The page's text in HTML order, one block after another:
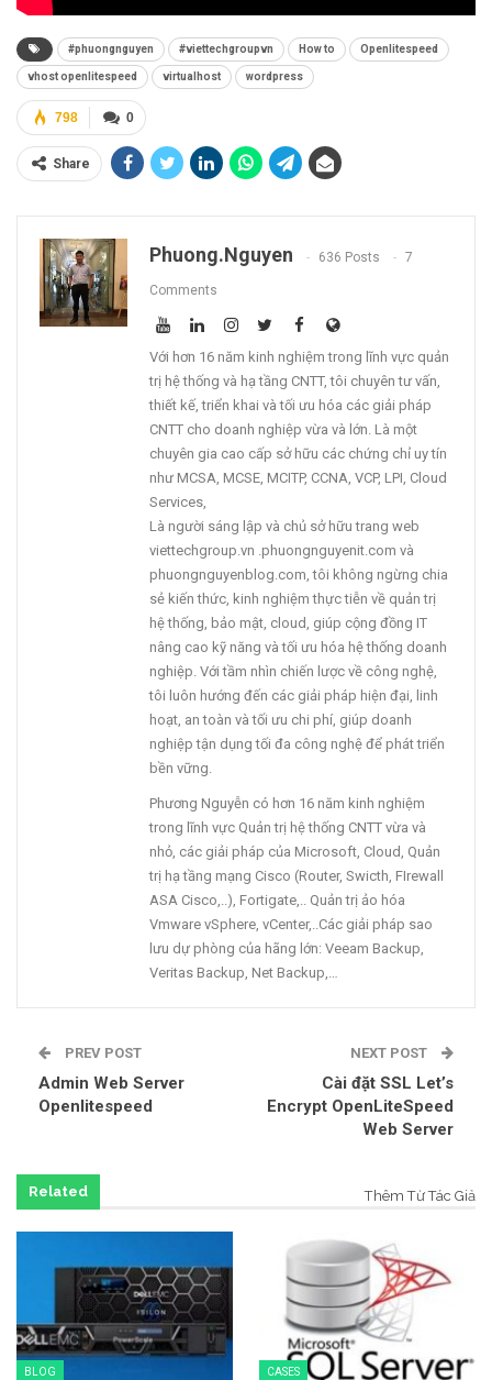
#phuongnguyen #viettechgroupvn How to Openlitespeed
vhost openlitespeed virtualhost wordpress
0
798
Share
Phuong.nguyen 636 Posts 7
Comments
Với hơn 16 năm kinh nghiệm trong lĩnh vực quản
trị hệ thống và hạ tầng CNTT, tôi chuyên tư vấn,
thiết kế, triển khai và tối ưu hóa các giải pháp
CNTT cho doanh nghiệp vừa và lớn. Là một
chuyên gia cao cấp sở hữu các chứng chỉ uy tín
như MCSA, MCSE, MCITP, CCNA, VCP, LPI, Cloud
Services,
Là người sáng lập và chủ sở hữu trang web
viettechgroup.vn .phuongnguyenit.com và
phuongnguyenblog.com, tôi không ngừng chia
sẻ kiến thức, kinh nghiệm thực tiễn về quản trị
hệ thống, bảo mật, cloud, giúp cộng đồng IT
nâng cao kỹ năng và tối ưu hóa hệ thống doanh
nghiệp. Với tầm nhìn chiến lược về công nghệ,
tôi luôn hướng đến các giải pháp hiện đại, linh
hoạt, an toàn và tối ưu chi phí, giúp doanh
nghiệp tận dụng tối đa công nghệ để phát triển
bền vững.
Phương Nguyễn có hơn 16 năm kinh nghiệm
trong lĩnh vực Quản trị hệ thống CNTT vừa và
nhỏ, các giải pháp của Microsoft, Cloud, Quản
trị hạ tầng mạng Cisco (Router, Swicth, FIrewall
ASA Cisco,..), Fortigate,.. Quản trị ảo hóa
Vmware vSphere, vCenter,..Các giải pháp sao
lưu dự phòng của hãng lớn: Veeam Backup,
Veritas Backup, Net Backup,…
PREV POST
Admin Web Server
Openlitespeed
NEXT POST
Cài đặt SSL Let’s
Encrypt OpenLiteSpeed
Web Server
Related Thêm Từ Tác Giả
BLOG CASES